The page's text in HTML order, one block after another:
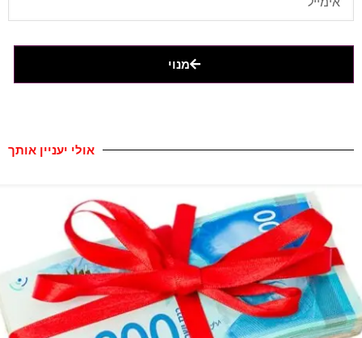
מנוי
אולי יעניין אותך